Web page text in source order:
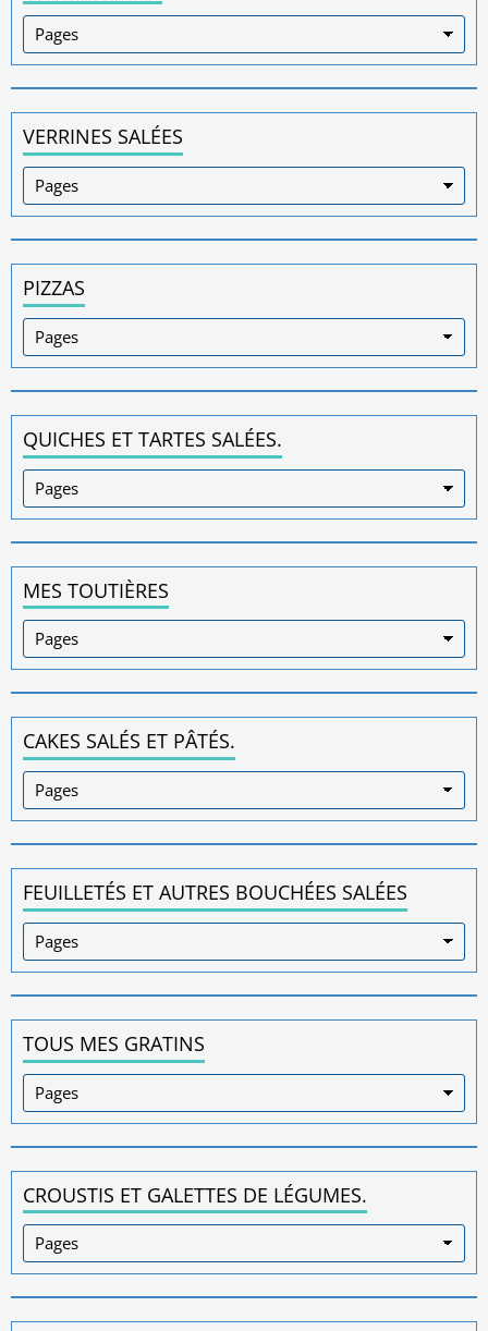
VERRINES SALÉES
PIZZAS
QUICHES ET TARTES SALÉES.
MES TOUTIÈRES
CAKES SALÉS ET PÂTÉS.
FEUILLETÉS ET AUTRES BOUCHÉES SALÉES
TOUS MES GRATINS
CROUSTIS ET GALETTES DE LÉGUMES.